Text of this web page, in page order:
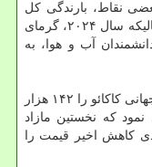
نقاط، بارندگی کل
بیشتر از دو برابر میانگین ۳۰ ساله بود، در حالیکه سال ۲۰۲۴، گرمای
آب و هوا، به
سازمان بین المللی کاکائو، در فوریه، مازاد جهانی کاکائو را ۱۴۲ هزار
تا ۲۰۲۵ پیش بینی نمود که نخستین مازاد
کاهش اخیر قیمت را